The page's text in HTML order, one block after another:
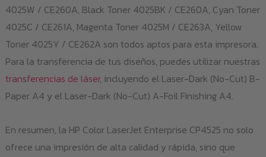
4025W / CE260A, Black Toner 4025BK / CE260A, Cyan Toner
4025C / CE261A, Magenta Toner 4025M / CE263A, Yellow
Toner 4025Y / CE262A son todos aptos para esta impresora.
Para la transferencia de tus diseños, puedes utilizar nuestras
transferencias de láser, incluyendo el Laser-Dark (No-Cut) B-
Paper A4 y el Laser-Dark (No-Cut) A-Foil Finishing A4.
En resumen, la HP Color LaserJet Enterprise CP4525 no solo
ofrece una impresión de alta calidad y rápida, sino que